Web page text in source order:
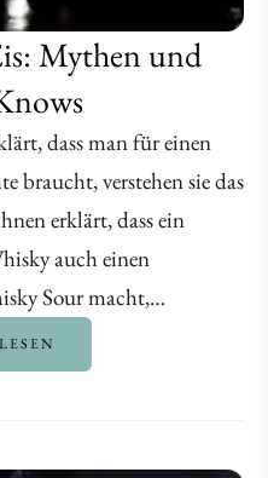
Mythen und
dass man für einen
braucht, verstehen sie das
erklärt, dass ein
auch einen
Sour macht,…